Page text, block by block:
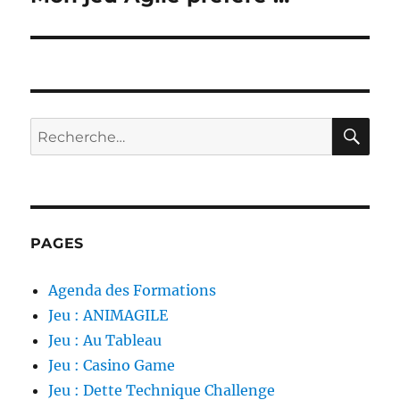
Recherche
pour :
PAGES
Agenda des Formations
Jeu : ANIMAGILE
Jeu : Au Tableau
Jeu : Casino Game
Jeu : Dette Technique Challenge